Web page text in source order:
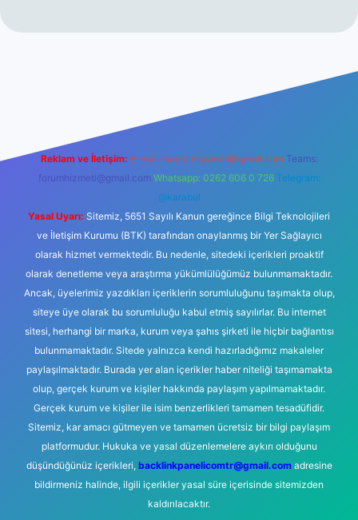
Reklam ve İletişim: E-mail: backlinkpaneli@gmail.com Teams:
forumhizmeti@gmail.com Whatsapp: 0262 606 0 726 Telegram:
@karabul
Yasal Uyarı: Sitemiz, 5651 Sayılı Kanun gereğince Bilgi Teknolojileri
ve İletişim Kurumu (BTK) tarafından onaylanmış bir Yer Sağlayıcı
olarak hizmet vermektedir. Bu nedenle, sitedeki içerikleri proaktif
olarak denetleme veya araştırma yükümlülüğümüz bulunmamaktadır.
Ancak, üyelerimiz yazdıkları içeriklerin sorumluluğunu taşımakta olup,
siteye üye olarak bu sorumluluğu kabul etmiş sayılırlar. Bu internet
sitesi, herhangi bir marka, kurum veya şahıs şirketi ile hiçbir bağlantısı
bulunmamaktadır. Sitede yalnızca kendi hazırladığımız makaleler
paylaşılmaktadır. Burada yer alan içerikler haber niteliği taşımamakta
olup, gerçek kurum ve kişiler hakkında paylaşım yapılmamaktadır.
Gerçek kurum ve kişiler ile isim benzerlikleri tamamen tesadüfidir.
Sitemiz, kar amacı gütmeyen ve tamamen ücretsiz bir bilgi paylaşım
platformudur. Hukuka ve yasal düzenlemelere aykırı olduğunu
düşündüğünüz içerikleri, backlinkpanelicomtr@gmail.comadresine
bildirmeniz halinde, ilgili içerikler yasal süre içerisinde sitemizden
kaldırılacaktır.